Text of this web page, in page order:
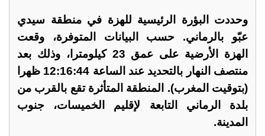
وحددت البؤرة الرئيسية للهزة في منطقة سيدي
عبّو بالرماني. حسب البيانات المتوفرة، وقعت
الهزة الأرضية على عمق 23 كيلومترا، وذلك بعد
منتصف النهار بالتحديد عند الساعة 12:16:44 ظهرا
(بتوقيت المغرب). المنطقة المتأثرة تقع بالقرب من
بلدة الرماني التابعة لإقليم الخميسات، جنوب
المدينة.